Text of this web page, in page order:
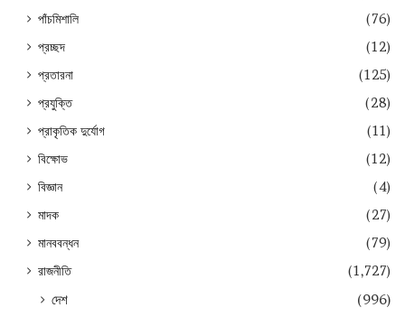
পাঁচমিশালি
(76)
প্রচ্ছদ
(12)
প্রতারনা
(125)
প্রযুক্তি
(28)
প্রাকৃতিক দুর্যোগ
(11)
বিক্ষোভ
(12)
বিজ্ঞান
(4)
মাদক
(27)
মানববন্ধন
(79)
রাজনীতি
(1,727)
দেশ
(996)